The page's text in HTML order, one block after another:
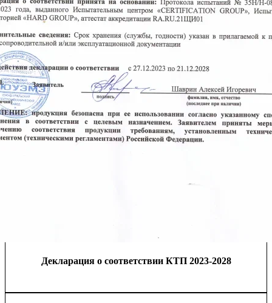
Декларация о соответствии КТП 2023-2028